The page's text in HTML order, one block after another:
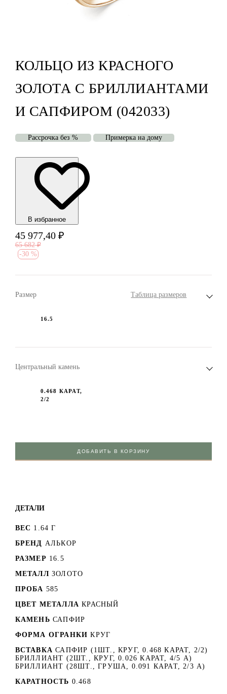
КОЛЬЦО ИЗ КРАСНОГО
ЗОЛОТА С БРИЛЛИАНТАМИ
И САПФИРОМ (042033)
Рассрочка без % Примерка на дому
В избранноe
45 977,40 ₽
65 682 ₽
-30 %
Размер Таблица размеров
16.5
Центральный камень
0.468 КАРАТ,
2/2
ДОБАВИТЬ В КОРЗИНУ
ДЕТАЛИ
ВЕС 1.64 Г
БРЕНД АЛЬКОР
РАЗМЕР 16.5
МЕТАЛЛ ЗОЛОТО
ПРОБА 585
ЦВЕТ МЕТАЛЛА КРАСНЫЙ
КАМЕНЬ САПФИР
ФОРМА ОГРАНКИ КРУГ
ВСТАВКА САПФИР (1ШТ., КРУГ, 0.468 КАРАТ, 2/2)
БРИЛЛИАНТ (2ШТ., КРУГ, 0.026 КАРАТ, 4/5 А)
БРИЛЛИАНТ (28ШТ., ГРУША, 0.091 КАРАТ, 2/3 А)
КАРАТНОСТЬ 0.468